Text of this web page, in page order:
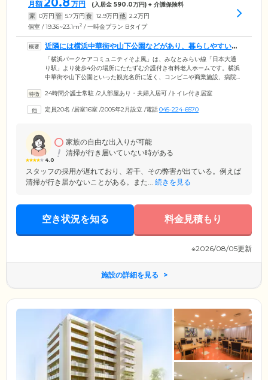
月額 万円 (入居金 590.0万円) + 介護保険料
家 0万円 管 5.7万円 食 12.9万円 他 2.2万円
個室 / 19.36~23.1m2 / 一時金プラン Bタイプ
近隣には横浜中華街や山下公園などがあり、暮らしやすい環
境です
「横浜パークケアコミュニティそよ風」は、みなとみらい線「日本大通
り駅」より徒歩4分の場所にたたずむ介護付き有料老人ホームです。横浜
中華街や山下公園といった観光名所に近く、コンビニや商業施設、病院
体制で常駐。お食事や掃除、入浴、排せつの介助など日常生活のサポー
院」といった協力医療機関との提携により、急な体調不良時も迅速に対
24時間介護士常駐 /2人部屋あり・夫婦入居可 /トイレ付き居室
定員20名 /居室16室 /2005年2月設立 /電話045-224-6570
4.0
家族の自由な出入りが可能
清掃が行き届いていない時がある
スタッフの採用が遅れており、若干、その弊害が出ている。例えば
清掃が行き届かないことがある。また... 続きを見る
空き状況を知る 料金見積もり
※2026/08/05更新
施設の詳細を見る